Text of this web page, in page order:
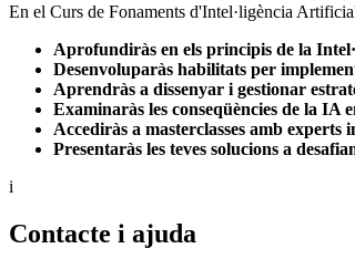
En el Curs de Fonaments d'Intel·ligència
Aprofundiràs en els principis de la
Desenvoluparàs habilitats per
Aprendràs a dissenyar i gestionar
Examinaràs les conseqüències de la IA
Accediràs a masterclasses amb experts
Presentaràs les teves solucions a
i
Contacte i ajuda